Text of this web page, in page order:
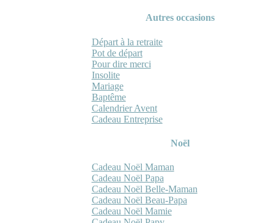
Autres occasions
Départ à la retraite
Pot de départ
Pour dire merci
Insolite
Mariage
Baptême
Calendrier Avent
Cadeau Entreprise
Noël
Cadeau Noël Maman
Cadeau Noël Papa
Cadeau Noël Belle-Maman
Cadeau Noël Beau-Papa
Cadeau Noël Mamie